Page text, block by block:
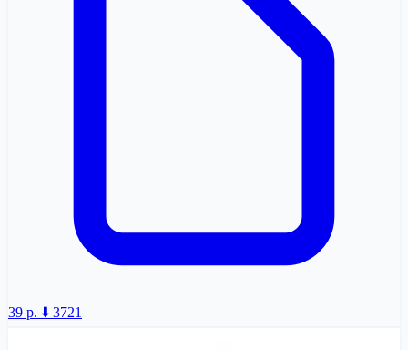
39 p. ⬇️ 3721